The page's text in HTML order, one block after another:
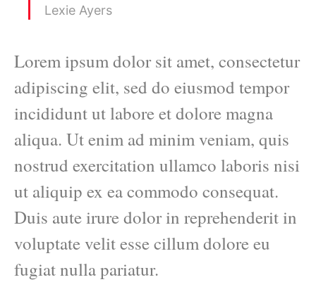
Lexie Ayers
Lorem ipsum dolor sit amet, consectetur
adipiscing elit, sed do eiusmod tempor
incididunt ut labore et dolore magna
aliqua. Ut enim ad minim veniam, quis
nostrud exercitation ullamco laboris nisi
ut aliquip ex ea commodo consequat.
Duis aute irure dolor in reprehenderit in
voluptate velit esse cillum dolore eu
fugiat nulla pariatur.